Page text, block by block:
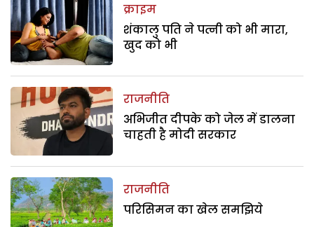
क्राइम
शंकालु पति ने पत्नी को भी मारा,
खुद को भी
राजनीति
अभिजीत दीपके को जेल में डालना
चाहती है मोदी सरकार
राजनीति
परिसिमन का खेल समझिये